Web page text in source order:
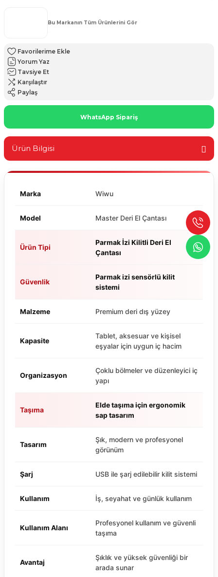
Bu Markanın Tüm Ürünlerini Gör
Yorum Yaz
Tavsiye Et
Karşılaştır
Paylaş
WhatsApp Sipariş
Ürün Bilgisi
Marka Wiwu
Model Master Deri El Çantası
Ürün Tipi
Parmak İzi Kilitli Deri El
Çantası
Güvenlik
Parmak izi sensörlü kilit
sistemi
Malzeme Premium deri dış yüzey
Kapasite
Tablet, aksesuar ve kişisel
eşyalar için uygun iç hacim
Organizasyon
Çoklu bölmeler ve düzenleyici iç
yapı
Taşıma
Elde taşıma için ergonomik
sap tasarım
Tasarım
Şık, modern ve profesyonel
görünüm
Şarj USB ile şarj edilebilir kilit sistemi
Kullanım İş, seyahat ve günlük kullanım
Kullanım Alanı
Profesyonel kullanım ve güvenli
taşıma
Avantaj
Şıklık ve yüksek güvenliği bir
arada sunar